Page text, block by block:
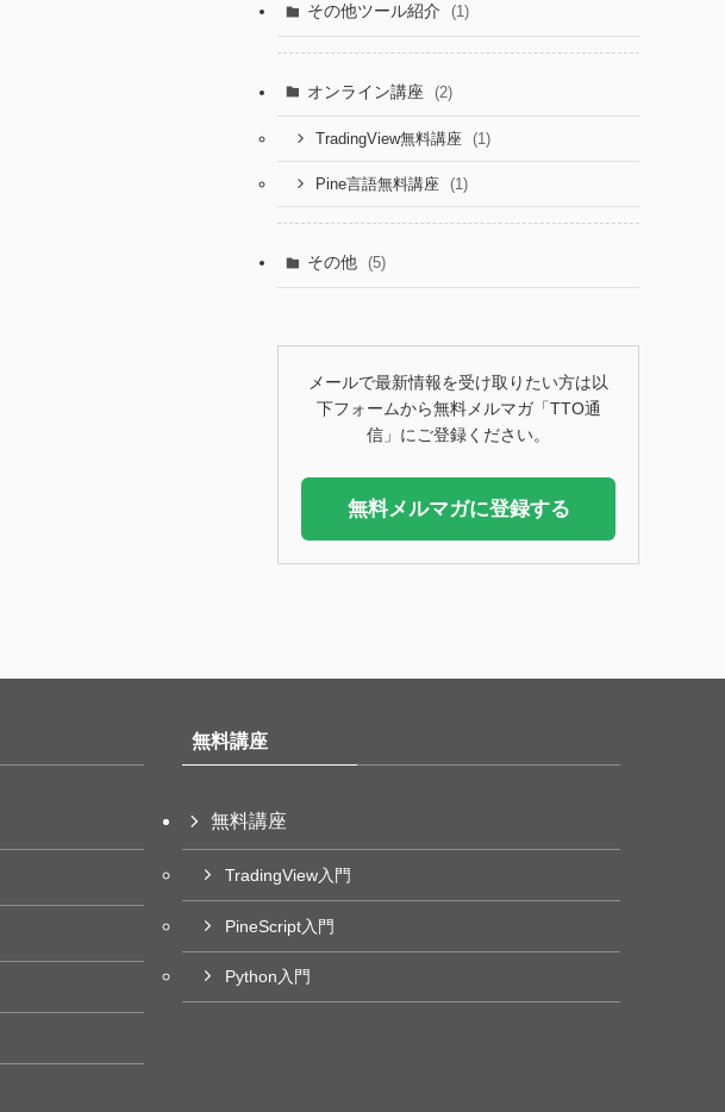
その他ツール紹介 (1)
オンライン講座 (2)
TradingView無料講座 (1)
Pine言語無料講座 (1)
その他 (5)
メールで最新情報を受け取りたい方は以
下フォームから無料メルマガ「TTO通
信」にご登録ください。
無料メルマガに登録する
無料講座
無料講座
TradingView入門
PineScript入門
Python入門